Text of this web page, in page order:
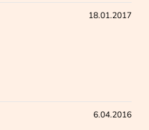
18.01.2017
6.04.2016